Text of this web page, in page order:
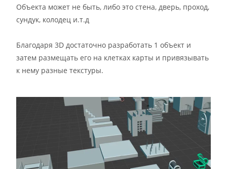
Объекта может не быть, либо это стена, дверь, проход,
сундук, колодец и.т.д
Благодаря 3D достаточно разработать 1 объект и
затем размещать его на клетках карты и привязывать
к нему разные текстуры.